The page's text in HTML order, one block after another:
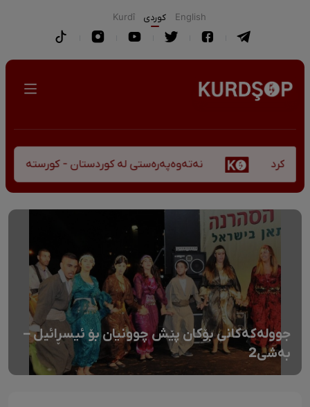
English كوردی Kurdî
نەتەوەپەرەستی لە کوردستان - کورستەی
جوولەکەکانی بۆکان پێش چوونیان بۆ ئیسڕائیل –
بەشی2